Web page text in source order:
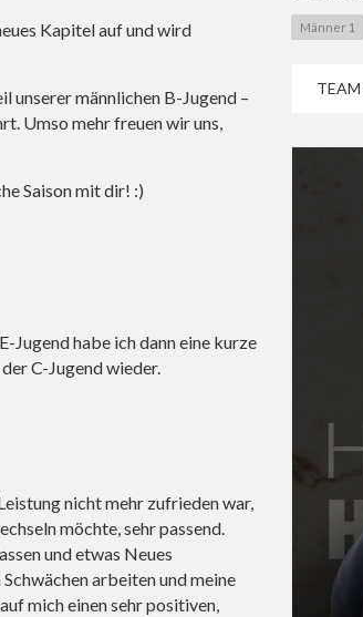
Kapitel auf und wird
unserer männlichen B-Jugend –
Umso mehr freuen wir uns,
Saison mit dir! :)
Jugend habe ich dann eine kurze
C-Jugend wieder.
nicht mehr zufrieden war,
möchte, sehr passend.
und etwas Neues
arbeiten und meine
mich einen sehr positiven,
Männer 1